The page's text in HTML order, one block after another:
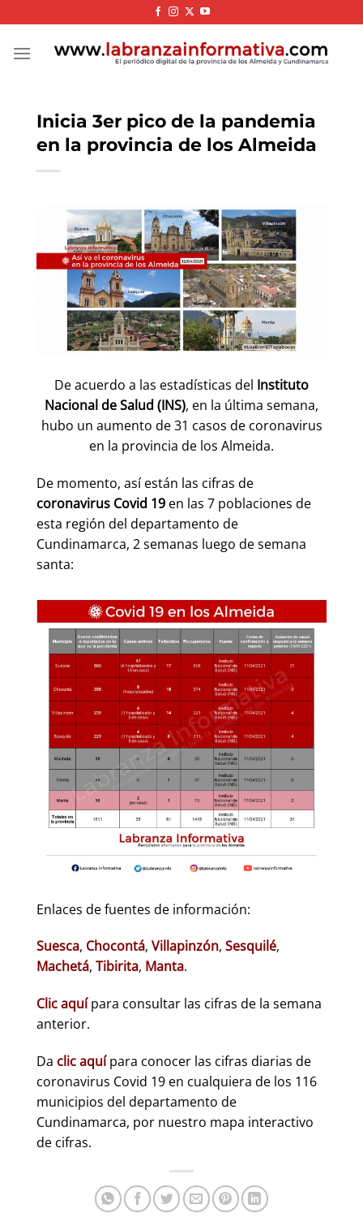
to
content
Inicia 3er pico de la pandemia
en la provincia de los Almeida
De acuerdo a las estadísticas del Instituto
Nacional de Salud (INS), en la última semana,
hubo un aumento de 31 casos de coronavirus
en la provincia de los Almeida.
De momento, así están las cifras de
coronavirus Covid 19 en las 7 poblaciones de
esta región del departamento de
Cundinamarca, 2 semanas luego de semana
santa:
Enlaces de fuentes de información:
Suesca, Chocontá, Villapinzón, Sesquilé,
Machetá, Tibirita, Manta.
Clic aquípara consultar las cifras de la semana
anterior.
Da clic aquípara conocer las cifras diarias de
coronavirus Covid 19 en cualquiera de los 116
municipios del departamento de
Cundinamarca, por nuestro mapa interactivo
de cifras.